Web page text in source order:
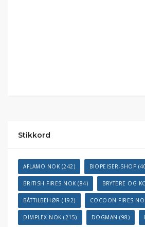
Stikkord
AFLAMO NOK (242) BIOPEISER-SHOP
BRITISH FIRES NOK (84) BRYTERE OG
BÅTTILBEHØR (192) COCOON FIRES
DIMPLEX NOK (215) DOGMAN (98)